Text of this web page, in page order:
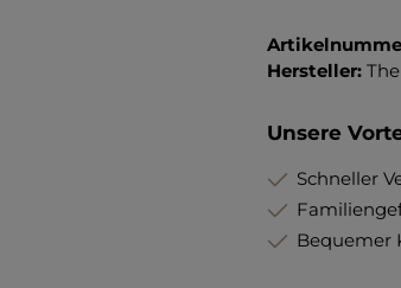
Hersteller:
Unsere
Schneller
Bequemer